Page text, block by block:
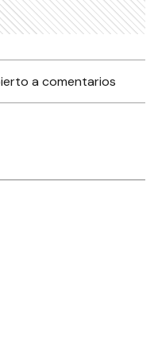
a comentarios